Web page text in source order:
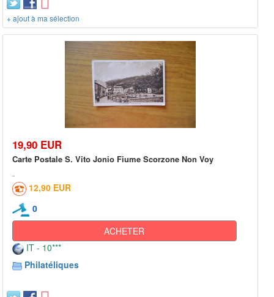
+ ajout à ma sélection
19,90 EUR
Carte Postale S. Vito Jonio Fiume Scorzone Non Voy
12,90 EUR
0
ACHETER
IT - 10***
Philatéliques